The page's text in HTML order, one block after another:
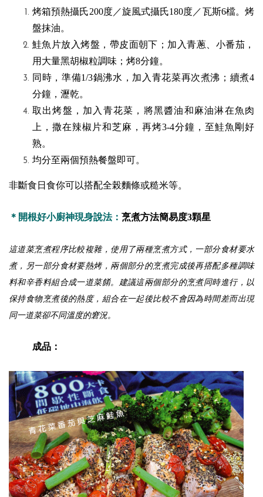
烤箱預熱攝氏200度／旋風式攝氏180度／瓦斯6檔。烤
盤抹油。
鮭魚片放入烤盤，帶皮面朝下；加入青蔥、小番茄，
用大量黑胡椒粒調味；烤8分鐘。
同時，準備1/3鍋沸水，加入青花菜再次煮沸；續煮4
分鐘，瀝乾。
取出烤盤，加入青花菜，將黑醬油和麻油淋在魚肉
上，撒在辣椒片和芝麻，再烤3-4分鐘，至鮭魚剛好
熟。
均分至兩個預熱餐盤即可。
非斷食日食你可以搭配全榖麵條或糙米等。
＊開根好小廚神現身說法： 烹煮方法簡易度3顆星
這道菜烹煮程序比較複雜，使用了兩種烹煮方式，一部分食材要水
煮，另一部分食材要熱烤，兩個部分的烹煮完成後再搭配多種調味
料和辛香料組合成一道菜餚。建議這兩個部分的烹煮同時進行，以
保持食物烹煮後的熱度，組合在一起後比較不會因為時間差而出現
同一道菜卻不同溫度的窘況。
成品：